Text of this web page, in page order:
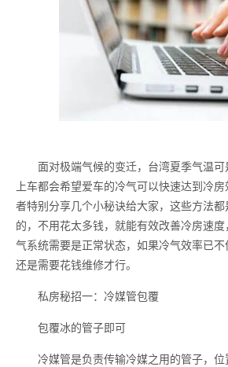
面对极端气候的变迁，台湾夏季气温可
上车都会希望爱车的冷气可以快速达到冷
者特别分享几个小秘诀给大家，这些方法
的，不用花太多钱，就能有效改善冷房速
气系统需要是正常状态，如果冷气效率已不
还是需要花钱维修才行。
私房秘招一：冷媒管包覆
包覆冰的管子即可
冷媒管是负责传输冷媒之用的管子，位